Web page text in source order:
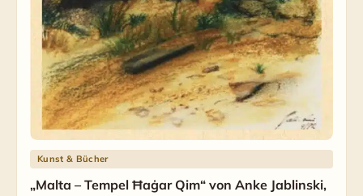
Kunst & Bücher
„Malta – Tempel Ħaġar Qim“ von Anke Jablinski,